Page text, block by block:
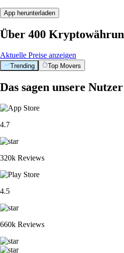
App herunterladen
Über 400
Aktuelle Preise anzeigen
Trending Top Movers
Das sagen unsere Nutzer
4.7
320k Reviews
4.5
660k Reviews